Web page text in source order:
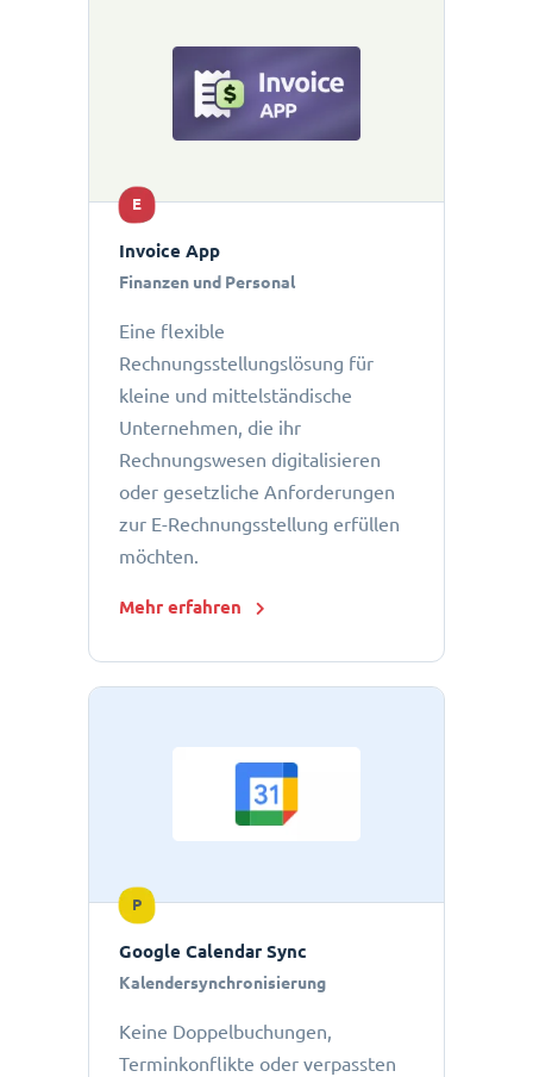
E
Invoice App
Finanzen und Personal
Eine flexible
Rechnungsstellungslösung für
kleine und mittelständische
Unternehmen, die ihr
Rechnungswesen digitalisieren
oder gesetzliche Anforderungen
zur E-Rechnungsstellung erfüllen
möchten.
Mehr erfahren
P
Google Calendar Sync
Kalendersynchronisierung
Keine Doppelbuchungen,
Terminkonflikte oder verpassten